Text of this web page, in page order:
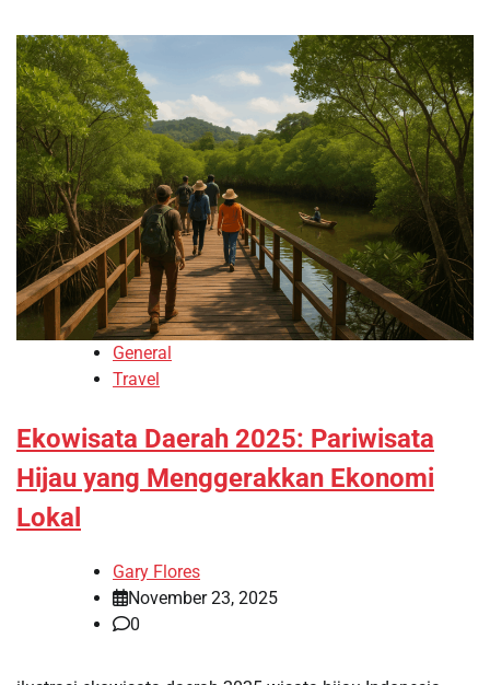
General
Travel
Ekowisata Daerah 2025: Pariwisata
Hijau yang Menggerakkan Ekonomi
Lokal
Gary Flores
November 23, 2025
0